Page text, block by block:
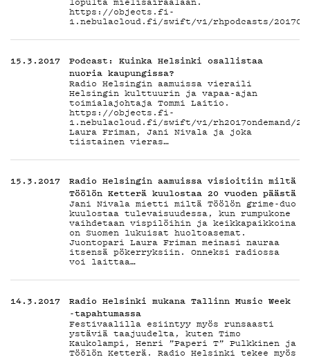
ON-
https://objects.fi-
1.nebulacloud.fi/swift/v1/rhpodcasts/
15.3.2017
Podcast: Kuinka Helsinki osallistaa
nuoria kaupungissa?
Radio Helsingin aamuissa vieraili
Helsingin kulttuurin ja vapaa-ajan
toimialajohtaja Tommi Laitio.
https://objects.fi-
1.nebulacloud.fi/swift/v1/rh2017ondemand/
Laura Friman, Jani Nivala ja joka
tiistainen vieras…
15.3.2017
Radio Helsingin aamuissa visioitiin miltä
Töölön Ketterä kuulostaa 20 vuoden päästä
Jani Nivala mietti miltä Töölön grime-duo
kuulostaa tulevaisuudessa, kun rumpukone
vaihdetaan vispilöihin ja keikkapaikkoina
on Suomen lukuisat huoltoasemat.
Juontopari Laura Friman meinasi nauraa
itsensä pökerryksiin. Onneksi radiossa
voi laittaa…
14.3.2017
Radio Helsinki mukana Tallinn Music Week
-tapahtumassa
Festivaalilla esiintyy myös runsaasti
ystäviä taajuudelta, kuten Timo
Kaukolampi, Henri ”Paperi T” Pulkkinen ja
Töölön Ketterä. Radio Helsinki tekee myös